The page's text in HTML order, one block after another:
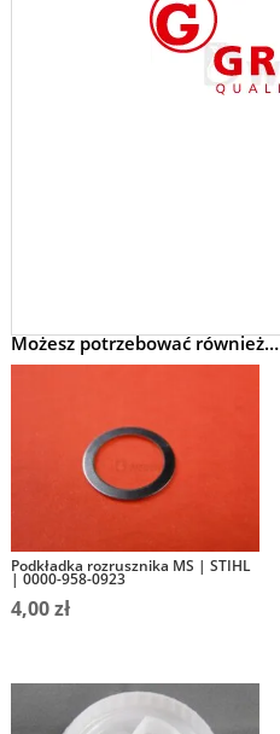
Możesz potrzebować również…
Podkładka rozrusznika MS | STIHL
| 0000-958-0923
4,00zł